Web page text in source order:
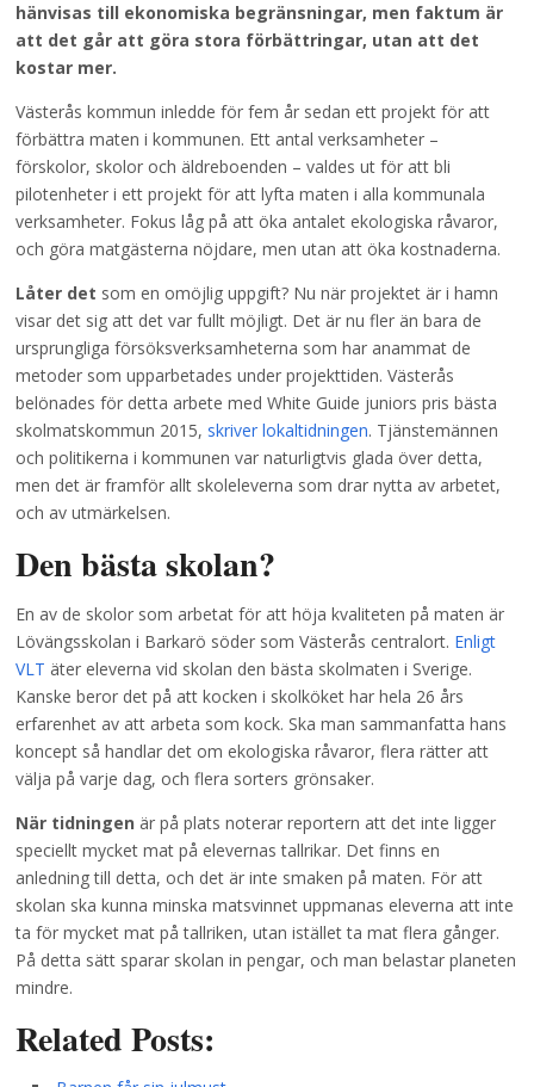
hänvisas till ekonomiska begränsningar, men faktum är
att det går att göra stora förbättringar, utan att det
kostar mer.
Västerås kommun inledde för fem år sedan ett projekt för att
förbättra maten i kommunen. Ett antal verksamheter –
förskolor, skolor och äldreboenden – valdes ut för att bli
pilotenheter i ett projekt för att lyfta maten i alla kommunala
verksamheter. Fokus låg på att öka antalet ekologiska råvaror,
och göra matgästerna nöjdare, men utan att öka kostnaderna.
Låter det som en omöjlig uppgift? Nu när projektet är i hamn
visar det sig att det var fullt möjligt. Det är nu fler än bara de
ursprungliga försöksverksamheterna som har anammat de
metoder som upparbetades under projekttiden. Västerås
belönades för detta arbete med White Guide juniors pris bästa
skolmatskommun 2015, skriver lokaltidningen. Tjänstemännen
och politikerna i kommunen var naturligtvis glada över detta,
men det är framför allt skoleleverna som drar nytta av arbetet,
och av utmärkelsen.
Den bästa skolan?
En av de skolor som arbetat för att höja kvaliteten på maten är
Lövängsskolan i Barkarö söder som Västerås centralort. Enligt
VLT äter eleverna vid skolan den bästa skolmaten i Sverige.
Kanske beror det på att kocken i skolköket har hela 26 års
erfarenhet av att arbeta som kock. Ska man sammanfatta hans
koncept så handlar det om ekologiska råvaror, flera rätter att
välja på varje dag, och flera sorters grönsaker.
När tidningen är på plats noterar reportern att det inte ligger
speciellt mycket mat på elevernas tallrikar. Det finns en
anledning till detta, och det är inte smaken på maten. För att
skolan ska kunna minska matsvinnet uppmanas eleverna att inte
ta för mycket mat på tallriken, utan istället ta mat flera gånger.
På detta sätt sparar skolan in pengar, och man belastar planeten
mindre.
Related Posts: